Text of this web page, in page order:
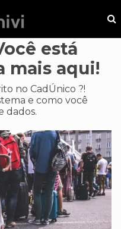
está
mais aqui!
no CadÚnico ?!
e como você
dados.